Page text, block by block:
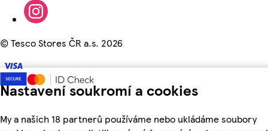
Nastavení soukromí a cookies
My a našich 18 partnerů používáme nebo ukládáme soubory
©Tesco Stores ČR a.s. 2026